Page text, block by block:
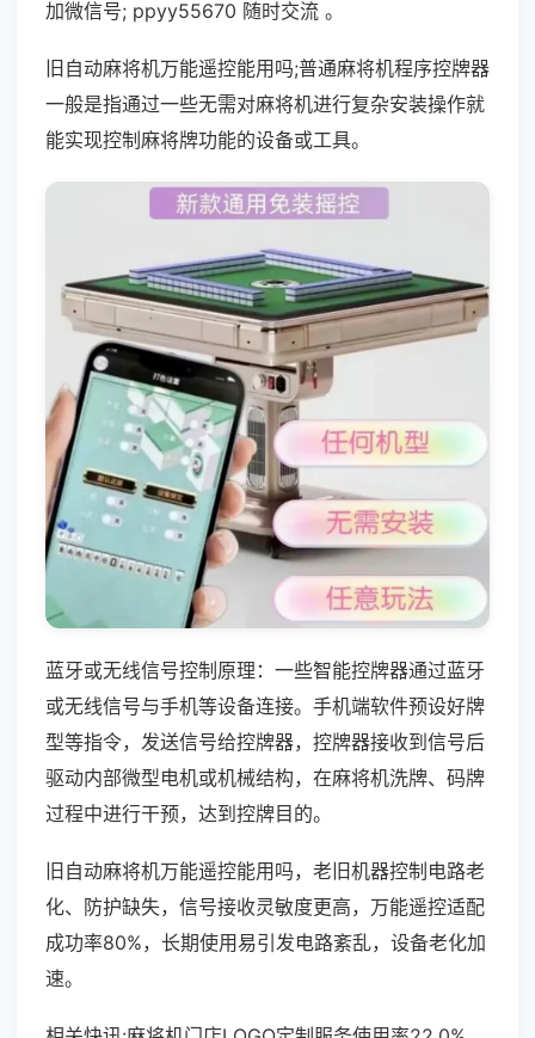
加微信号; ppyy55670 随时交流 。
旧自动麻将机万能遥控能用吗;普通麻将机程序控牌器
一般是指通过一些无需对麻将机进行复杂安装操作就
能实现控制麻将牌功能的设备或工具。
蓝牙或无线信号控制原理：一些智能控牌器通过蓝牙
或无线信号与手机等设备连接。手机端软件预设好牌
型等指令，发送信号给控牌器，控牌器接收到信号后
驱动内部微型电机或机械结构，在麻将机洗牌、码牌
过程中进行干预，达到控牌目的。
旧自动麻将机万能遥控能用吗，老旧机器控制电路老
化、防护缺失，信号接收灵敏度更高，万能遥控适配
成功率80%，长期使用易引发电路紊乱，设备老化加
速。